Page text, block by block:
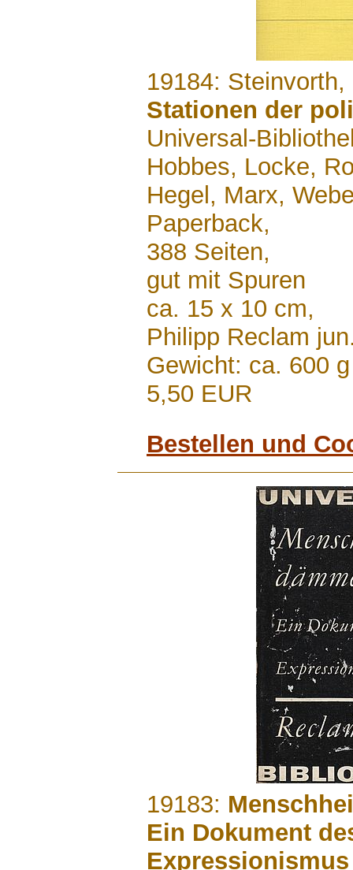
19184: Steinvorth,
Stationen der
Universal-
Hobbes, Locke,
Hegel, Marx,
Paperback,
388 Seiten,
gut mit Spuren
ca. 15 x 10 cm,
Philipp Reclam
Gewicht: ca. 600 g
5,50 EUR
Bestellen und
19183:
Ein Dokument
Expressionismus